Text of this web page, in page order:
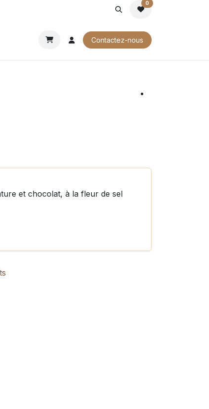
0
Contactez-nous
et chocolat, à la fleur de sel